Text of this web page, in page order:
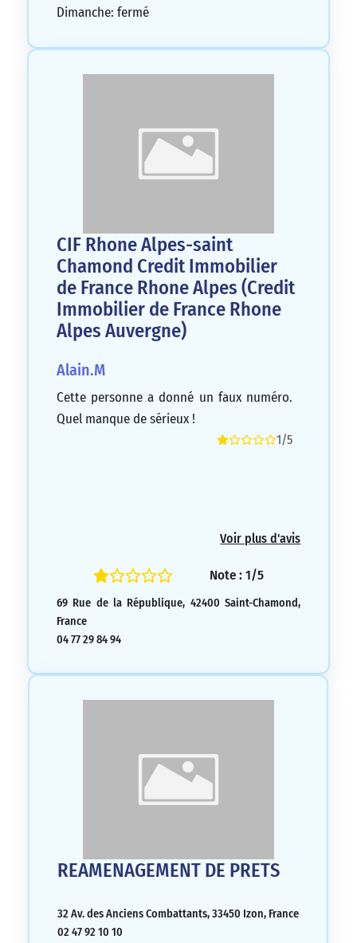
Dimanche: fermé
CIF Rhone Alpes-saint
Chamond Credit Immobilier
de France Rhone Alpes (Credit
Immobilier de France Rhone
Alpes Auvergne)
Alain.M
Cette personne a donné un faux numéro.
Quel manque de sérieux !
1/5
Voir plus d'avis
Note : 1/5
69 Rue de la République, 42400 Saint-Chamond,
France
04 77 29 84 94
REAMENAGEMENT DE PRETS
32 Av. des Anciens Combattants, 33450 Izon, France
02 47 92 10 10